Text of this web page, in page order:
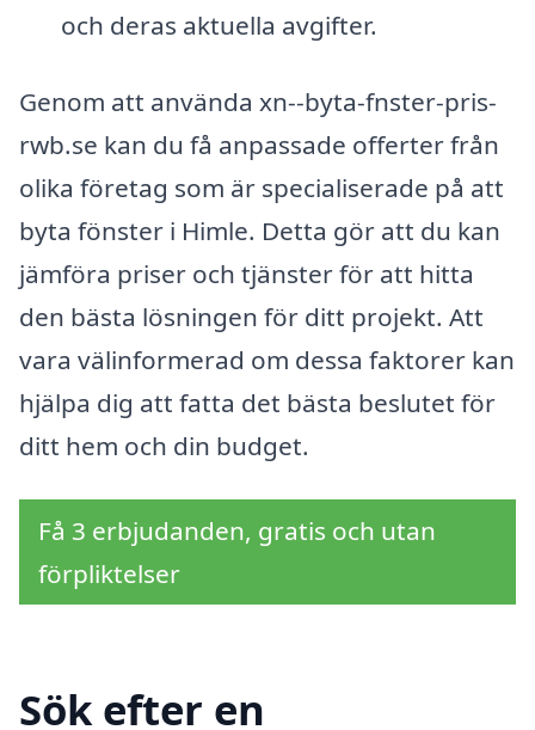
och deras aktuella avgifter.
Genom att använda xn--byta-fnster-pris-
rwb.se kan du få anpassade offerter från
olika företag som är specialiserade på att
byta fönster i Himle. Detta gör att du kan
jämföra priser och tjänster för att hitta
den bästa lösningen för ditt projekt. Att
vara välinformerad om dessa faktorer kan
hjälpa dig att fatta det bästa beslutet för
ditt hem och din budget.
Få 3 erbjudanden, gratis och utan
förpliktelser
Sök efter en